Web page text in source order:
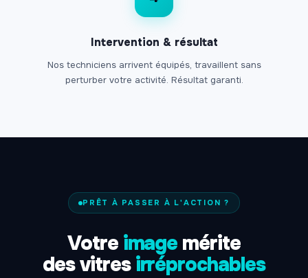
Intervention & résultat
Nos techniciens arrivent équipés, travaillent sans
perturber votre activité. Résultat garanti.
PRÊT À PASSER À L'ACTION ?
Votre image mérite
des vitresirréprochables